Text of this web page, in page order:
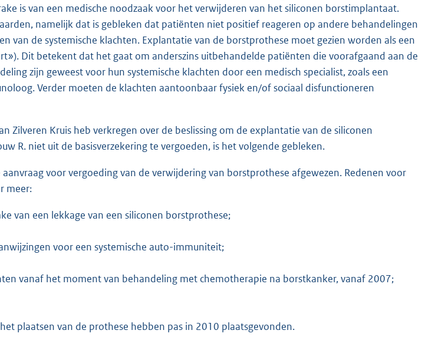
is van een medische noodzaak voor het verwijderen van het siliconen borstimplantaat.
namelijk dat is gebleken dat patiënten niet positief reageren op andere behandelingen
van de systemische klachten. Explantatie van de borstprothese moet gezien worden als een
Dit betekent dat het gaat om anderszins uitbehandelde patiënten die voorafgaand aan de
zijn geweest voor hun systemische klachten door een medisch specialist, zoals een
Verder moeten de klachten aantoonbaar fysiek en/of sociaal disfunctioneren
Zilveren Kruis heb verkregen over de beslissing om de explantatie van de siliconen
R. niet uit de basisverzekering te vergoeden, is het volgende gebleken.
voor vergoeding van de verwijdering van borstprothese afgewezen. Redenen voor
meer:
van een lekkage van een siliconen borstprothese;
voor een systemische auto-immuniteit;
vanaf het moment van behandeling met chemotherapie na borstkanker, vanaf 2007;
plaatsen van de prothese hebben pas in 2010 plaatsgevonden.